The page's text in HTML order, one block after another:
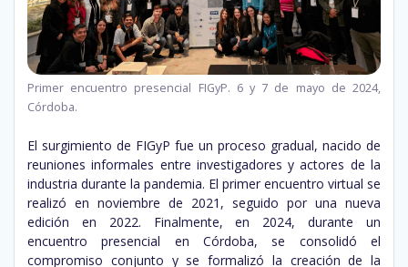
Primer encuentro presencial FIGyP. 6 y 7 de mayo de 2024,
Córdoba.
El surgimiento de FIGyP fue un proceso gradual, nacido de
reuniones informales entre investigadores y actores de la
industria durante la pandemia. El primer encuentro virtual se
realizó en noviembre de 2021, seguido por una nueva
edición en 2022. Finalmente, en 2024, durante un
encuentro presencial en Córdoba, se consolidó el
compromiso conjunto y se formalizó la creación de la